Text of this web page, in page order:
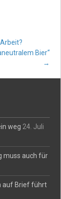
Bier“
→
weg 24. Juli
muss auch für
auf Brief führt